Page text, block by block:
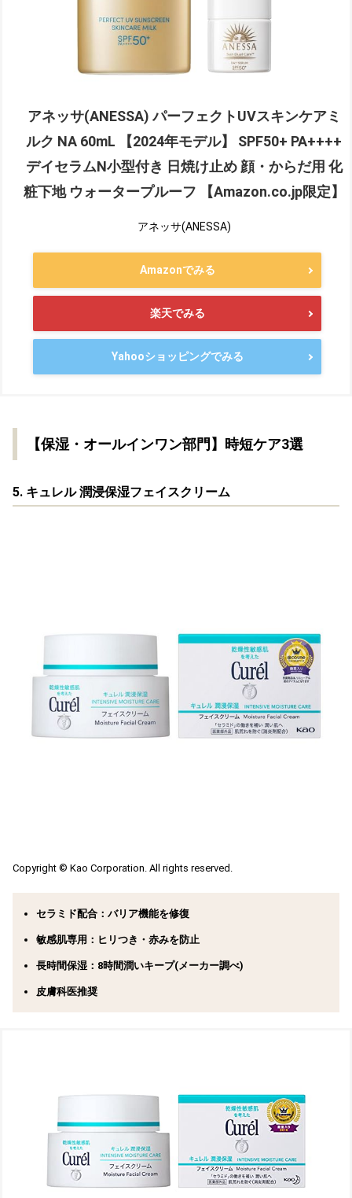
アネッサ(ANESSA) パーフェクトUVスキンケアミ
ルク NA 60mL 【2024年モデル】 SPF50+ PA++++
デイセラムN小型付き 日焼け止め 顔・からだ用 化
粧下地 ウォータープルーフ 【Amazon.co.jp限定】
アネッサ(ANESSA)
Amazonでみる
楽天でみる
Yahooショッピングでみる
【保湿・オールインワン部門】時短ケア3選
5. キュレル 潤浸保湿フェイスクリーム
Copyright © Kao Corporation. All rights reserved.
セラミド配合 ：バリア機能を修復
敏感肌専用 ：ヒリつき・赤みを防止
長時間保湿 ：8時間潤いキープ(メーカー調べ)
皮膚科医推奨